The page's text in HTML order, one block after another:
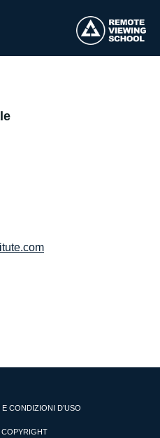
CONDIZIONI D’USO
COPYRIGHT